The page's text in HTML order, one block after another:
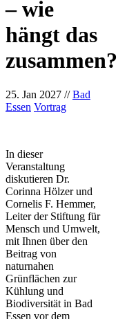
– wie
hängt das
zusammen?
25. Jan 2027 //Bad
Essen Vortrag
In dieser
Veranstaltung
diskutieren Dr.
Corinna Hölzer und
Cornelis F. Hemmer,
Leiter der Stiftung für
Mensch und Umwelt,
mit Ihnen über den
Beitrag von
naturnahen
Grünflächen zur
Kühlung und
Biodiversität in Bad
Essen vor dem